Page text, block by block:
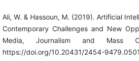
Ali, W. & Hassoun, M. (2019). Artificial
Contemporary Challenges and New
Media, Journalism and Mass
https://doi.org/10.20431/2454-